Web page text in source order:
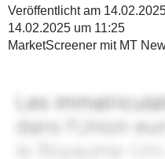
Veröffentlicht am
14.02.2025 um 11:25
MarketScreener mit MT